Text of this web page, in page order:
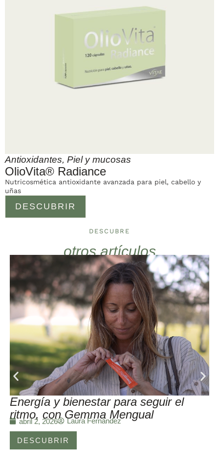
Antioxidantes, Piel y mucosas
OlioVita® Radiance
DESCUBRIR
Nutricosmética antioxidante avanzada para piel, cabello y
uñas
DESCUBRE
otros artículos
Energía y bienestar para seguir el
ritmo, con Gemma Mengual
abril 2, 2026 Laura Fernández
DESCUBRIR